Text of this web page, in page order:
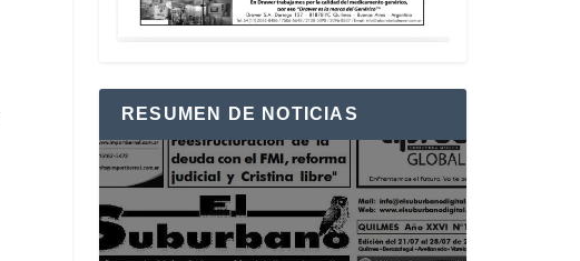
RESUMEN DE NOTICIAS
Reproductor
de
vídeo